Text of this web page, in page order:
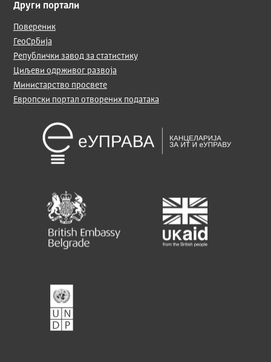
Други портали
Повереник
ГеоСрбија
Републички завод за статистику
Циљеви одрживог развоја
Министарство просвете
Европски портал отворених података